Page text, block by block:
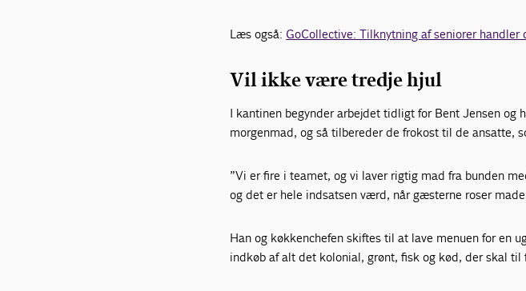
Læs også: GoCollective: Tilknytning af seniorer
Vil ikke være tredje hjul
I kantinen begynder arbejdet tidligt for Bent Jensen og
morgenmad, og så tilbereder de frokost til de ansatte,
”Vi er fire i teamet, og vi laver rigtig mad fra bunden
og det er hele indsatsen værd, når gæsterne roser
Han og køkkenchefen skiftes til at lave menuen for en
indkøb af alt det kolonial, grønt, fisk og kød, der skal til